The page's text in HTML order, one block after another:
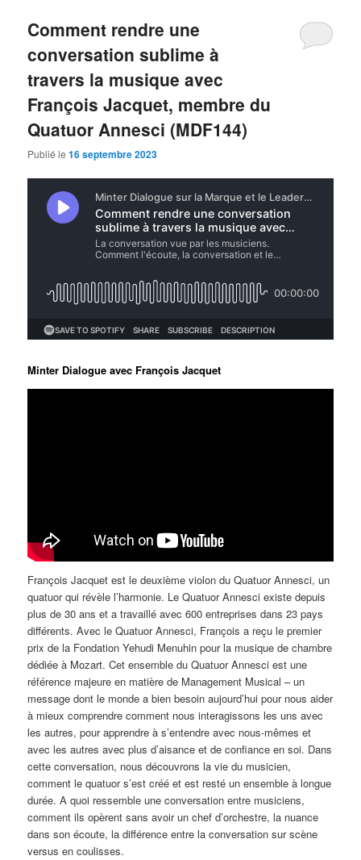
Comment rendre une
conversation sublime à
travers la musique avec
François Jacquet, membre du
Quatuor Annesci (MDF144)
Publié le16 septembre 2023
Minter Dialogue avec François Jacquet
François Jacquet est le deuxième violon du Quatuor Annesci, un
quatuor qui révèle l’harmonie. Le Quatuor Annesci existe depuis
plus de 30 ans et a travaillé avec 600 entreprises dans 23 pays
différents. Avec le Quatuor Annesci, François a reçu le premier
prix de la Fondation Yehudi Menuhin pour la musique de chambre
dédiée à Mozart. Cet ensemble du Quatuor Annesci est une
référence majeure en matière de Management Musical – un
message dont le monde a bien besoin aujourd’hui pour nous aider
à mieux comprendre comment nous interagissons les uns avec
les autres, pour apprendre à s’entendre avec nous-mêmes et
avec les autres avec plus d’aisance et de confiance en soi. Dans
cette conversation, nous découvrons la vie du musicien,
comment le quatuor s’est créé et est resté un ensemble à longue
durée. A quoi ressemble une conversation entre musiciens,
comment ils opèrent sans avoir un chef d’orchestre, la nuance
dans son écoute, la différence entre la conversation sur scène
versus en coulisses.